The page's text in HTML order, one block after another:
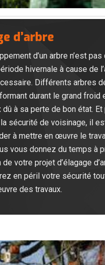
d’arbre
d’un arbre n’est pas
hivernale à cause de
Différents arbres
durant le grand froid
dû à sa perte de bon état. Et
sécurité de voisinage, il
à mettre en œuvre le
vous donnez du temps à
votre projet d’élagage
en péril votre sécurité
des travaux.